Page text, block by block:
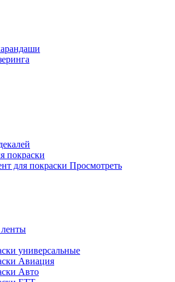
покраски
для покраски Просмотреть
универсальные
Авиация
Авто